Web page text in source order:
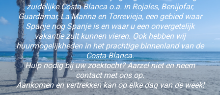
zuidelijke Costa Blanca o.a. in Rojales, Benijofar,
Guardamar, La Marina en Torrevieja, een gebied waar
Spanje nog Spanje is en waar u een onvergetelijk
vakantie zult kunnen vieren. Ook hebben wij
huurmogelijkheden in het prachtige binnenland van de
Costa Blanca.
Hulp nodig bij uw zoektocht? Aarzel niet en neem
contact met ons op.
Aankomen en vertrekken kan op elke dag van de week!